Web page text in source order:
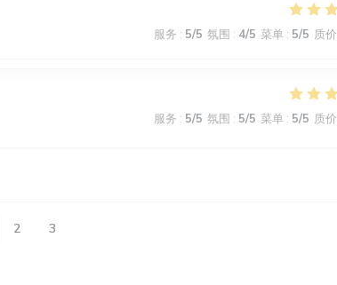
服务 : 5/5 氛围 : 4/5 菜单 : 5/5 质
服务 : 5/5 氛围 : 5/5 菜单 : 5/5 质
2 3